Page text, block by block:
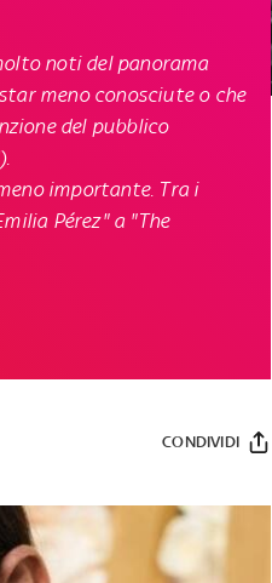
noti del panorama
meno conosciute o che
del pubblico
importante. Tra i
Pérez" a "The
CONDIVIDI